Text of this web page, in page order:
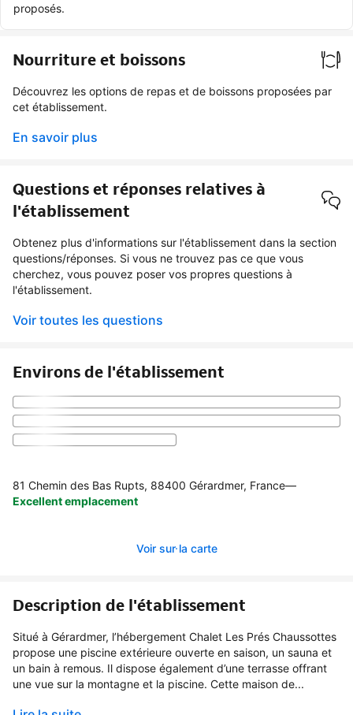
proposés.
Nourriture et boissons
Découvrez les options de repas et de boissons proposées par
cet établissement.
En savoir plus
Questions et réponses relatives à
l'établissement
Obtenez plus d'informations sur l'établissement dans la section
questions/réponses. Si vous ne trouvez pas ce que vous
cherchez, vous pouvez poser vos propres questions à
l'établissement.
Voir toutes les questions
Environs de l'établissement
81 Chemin des Bas Rupts, 88400 Gérardmer, France—
Excellent emplacement
Voir sur la carte
Description de l'établissement
Situé à Gérardmer, l’hébergement Chalet Les Prés Chaussottes
propose une piscine extérieure ouverte en saison, un sauna et
un bain à remous. Il dispose également d’une terrasse offrant
une vue sur la montagne et la piscine. Cette maison de...